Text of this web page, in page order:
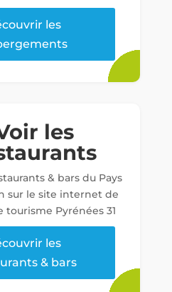
les
les
& bars du Pays
sur le site internet de
tourisme Pyrénées 31
les
& bars